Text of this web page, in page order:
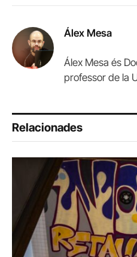
Álex Mesa
Álex Mesa és
professor de la
Relacionades